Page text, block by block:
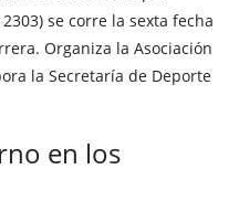
se corre la sexta fecha
Organiza la Asociación
la Secretaría de Deporte
en los